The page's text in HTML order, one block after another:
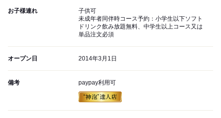
お子様連れ
子供可
未成年者同伴時コース予約：小学生以下ソフト
ドリンク飲み放題無料、中学生以上コース又は
単品注文必須
オープン日 2014年3月1日
備考 paypay利用可